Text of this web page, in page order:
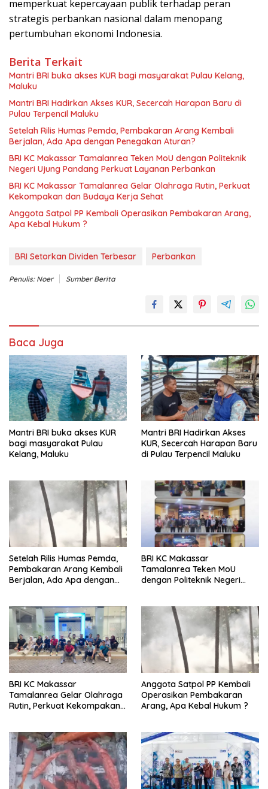
memperkuat kepercayaan publik terhadap peran
strategis perbankan nasional dalam menopang
pertumbuhan ekonomi Indonesia.
Berita Terkait
Mantri BRI buka akses KUR bagi masyarakat Pulau Kelang,
Maluku
Mantri BRI Hadirkan Akses KUR, Secercah Harapan Baru di
Pulau Terpencil Maluku
Setelah Rilis Humas Pemda, Pembakaran Arang Kembali
Berjalan, Ada Apa dengan Penegakan Aturan?
BRI KC Makassar Tamalanrea Teken MoU dengan Politeknik
Negeri Ujung Pandang Perkuat Layanan Perbankan
BRI KC Makassar Tamalanrea Gelar Olahraga Rutin, Perkuat
Kekompakan dan Budaya Kerja Sehat
Anggota Satpol PP Kembali Operasikan Pembakaran Arang,
Apa Kebal Hukum ?
BRI Setorkan Dividen Terbesar Perbankan
Penulis: Noer Sumber Berita
Baca Juga
Mantri BRI buka akses KUR
bagi masyarakat Pulau
Kelang, Maluku
Mantri BRI Hadirkan Akses
KUR, Secercah Harapan Baru
di Pulau Terpencil Maluku
Setelah Rilis Humas Pemda,
Pembakaran Arang Kembali
Berjalan, Ada Apa dengan
BRI KC Makassar
Tamalanrea Teken MoU
dengan Politeknik Negeri
BRI KC Makassar
Tamalanrea Gelar Olahraga
Rutin, Perkuat Kekompakan
Anggota Satpol PP Kembali
Operasikan Pembakaran
Arang, Apa Kebal Hukum ?